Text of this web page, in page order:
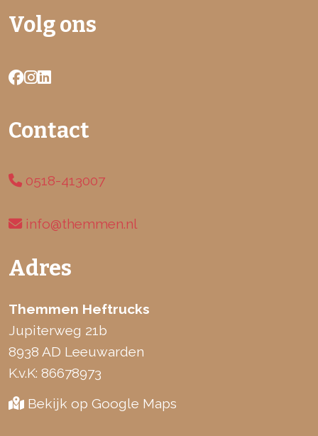
Volg ons
Contact
0518-413007
info@themmen.nl
Adres
Themmen Heftrucks
Jupiterweg 21b
8938 AD Leeuwarden
K.v.K: 86678973
Bekijk op Google Maps